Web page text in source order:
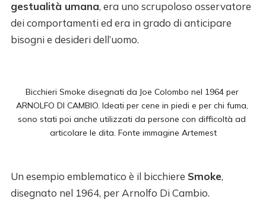
gestualità umana, era uno scrupoloso osservatore
dei comportamenti ed era in grado di anticipare
bisogni e desideri dell’uomo.
Bicchieri Smoke disegnati da Joe Colombo nel 1964 per
ARNOLFO DI CAMBIO. Ideati per cene in piedi e per chi fuma,
sono stati poi anche utilizzati da persone con difficoltà ad
articolare le dita. Fonte immagine Artemest
Un esempio emblematico è il bicchiere Smoke,
disegnato nel 1964, per Arnolfo Di Cambio.